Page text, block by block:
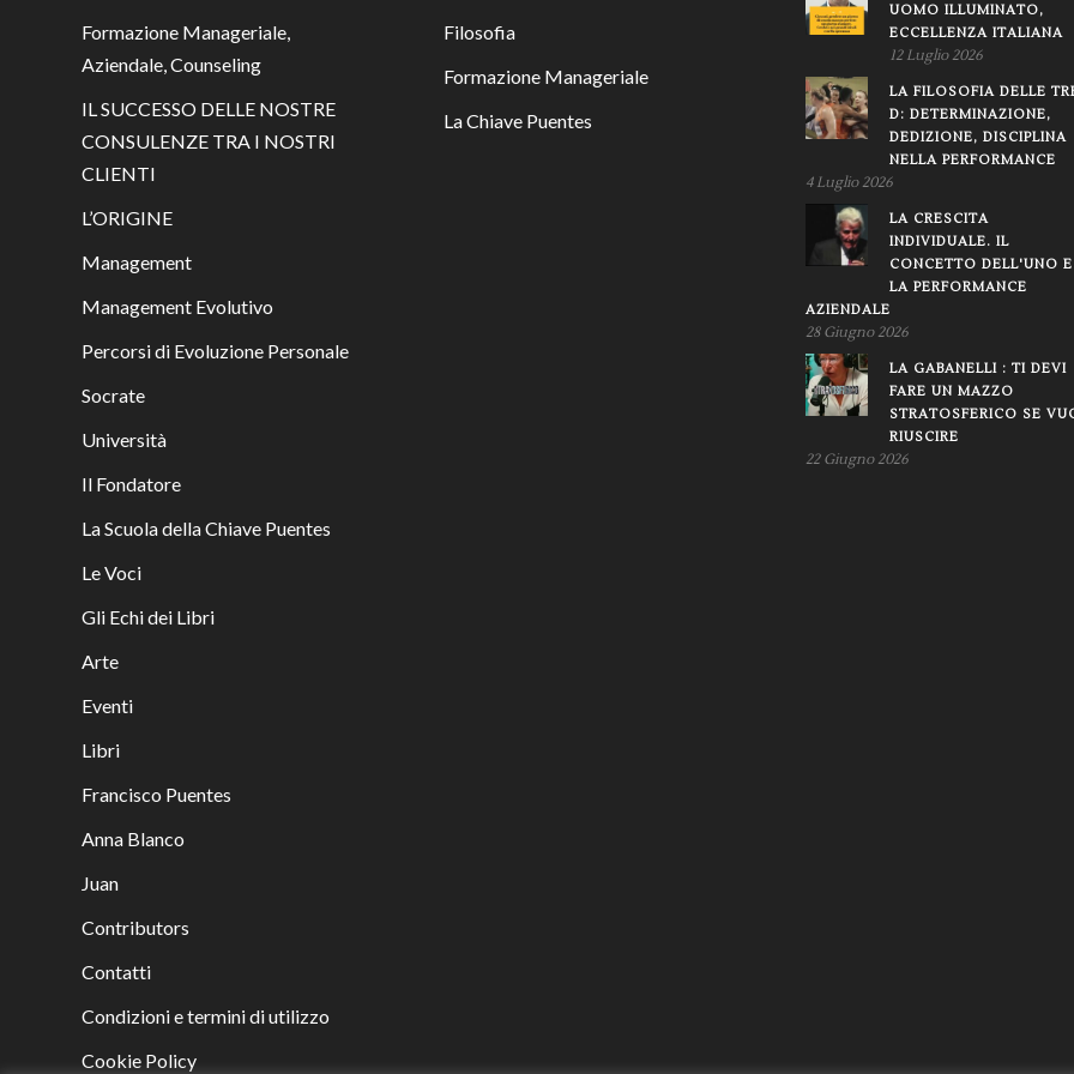
Formazione Manageriale,
Aziendale, Counseling
IL SUCCESSO DELLE NOSTRE
CONSULENZE TRA I NOSTRI
CLIENTI
L’ORIGINE
Management
Management Evolutivo
Percorsi di Evoluzione Personale
Socrate
Università
Il Fondatore
La Scuola della Chiave Puentes
Le Voci
Gli Echi dei Libri
Arte
Eventi
Libri
Francisco Puentes
Anna Blanco
Juan
Contributors
Contatti
Condizioni e termini di utilizzo
Cookie Policy
Filosofia
Formazione Manageriale
La Chiave Puentes
UOMO ILLUMINATO,
ECCELLENZA ITALIANA
12 Luglio 2026
LA FILOSOFIA DELLE
D: DETERMINAZIONE,
DEDIZIONE, DISCIPLINA
NELLA PERFORMANCE
4 Luglio 2026
LA CRESCITA
INDIVIDUALE. IL
CONCETTO DELL'UNO E
LA PERFORMANCE
AZIENDALE
28 Giugno 2026
LA GABANELLI : TI DEVI
FARE UN MAZZO
STRATOSFERICO SE
RIUSCIRE
22 Giugno 2026